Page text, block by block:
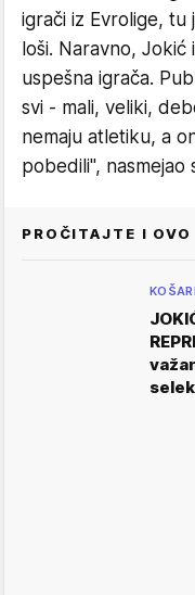
igrači iz Evrolige, tu
loši. Naravno,
uspešna igrača.
svi - mali, veliki,
nemaju atletiku, a
pobedili", nasmejao
PROČITAJTE I OVO